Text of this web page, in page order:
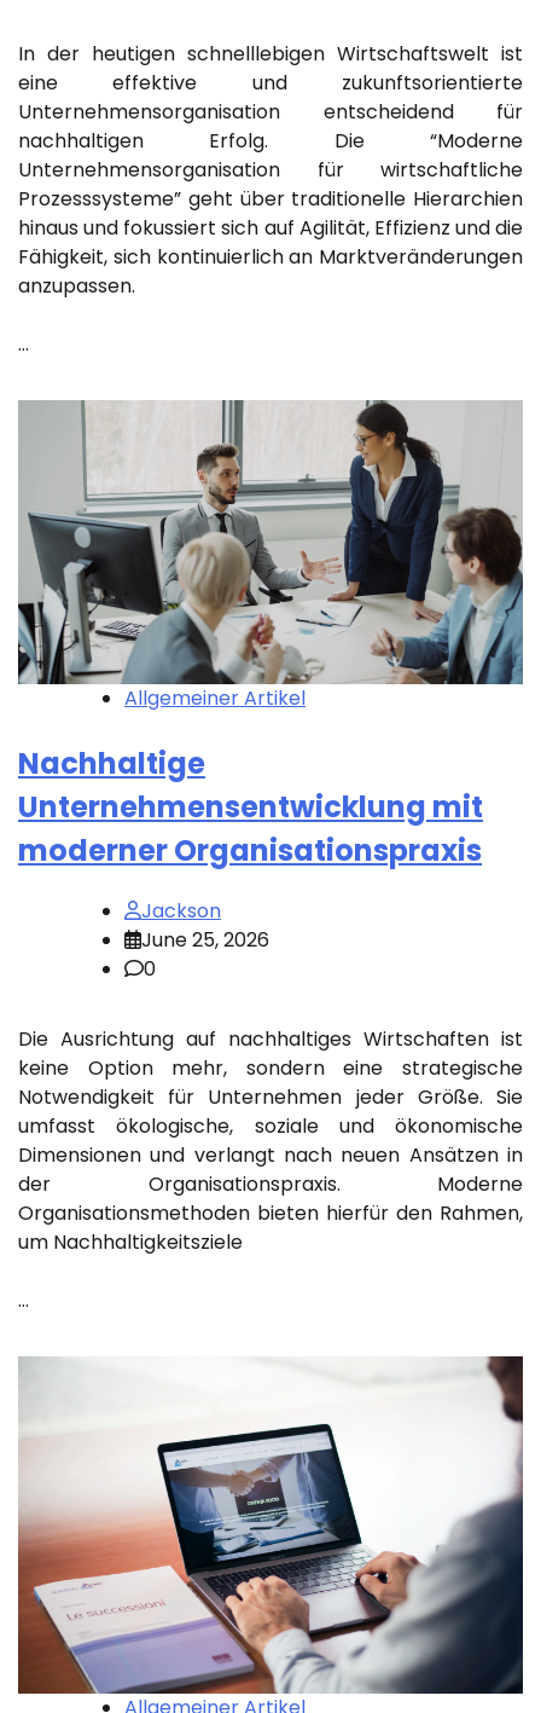
In der heutigen schnelllebigen Wirtschaftswelt ist
eine effektive und zukunftsorientierte
Unternehmensorganisation entscheidend für
nachhaltigen Erfolg. Die “Moderne
Unternehmensorganisation für wirtschaftliche
Prozesssysteme” geht über traditionelle Hierarchien
hinaus und fokussiert sich auf Agilität, Effizienz und die
Fähigkeit, sich kontinuierlich an Marktveränderungen
anzupassen.
…
Allgemeiner Artikel
Nachhaltige
Unternehmensentwicklung mit
moderner Organisationspraxis
Jackson
June 25, 2026
0
Die Ausrichtung auf nachhaltiges Wirtschaften ist
keine Option mehr, sondern eine strategische
Notwendigkeit für Unternehmen jeder Größe. Sie
umfasst ökologische, soziale und ökonomische
Dimensionen und verlangt nach neuen Ansätzen in
der Organisationspraxis. Moderne
Organisationsmethoden bieten hierfür den Rahmen,
um Nachhaltigkeitsziele
…